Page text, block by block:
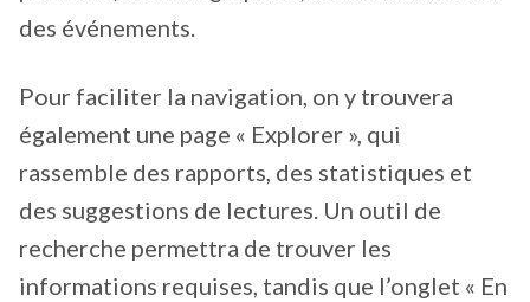
des événements.
Pour faciliter la navigation, on y trouvera
également une page « Explorer », qui
rassemble des rapports, des statistiques et
des suggestions de lectures. Un outil de
recherche permettra de trouver les
informations requises, tandis que l’onglet « En